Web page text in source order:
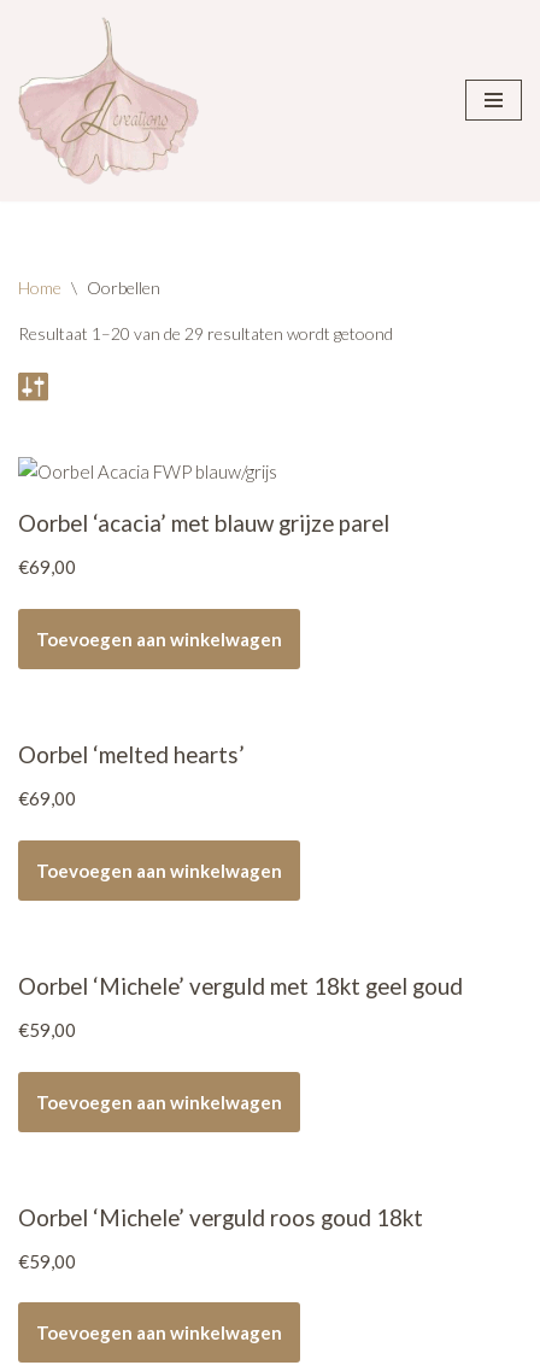
naar
de
inhoud
Home \ Oorbellen
Resultaat 1–20 van de 29 resultaten wordt getoond
Oorbel ‘acacia’ met blauw grijze parel
€69,00
Toevoegen aan winkelwagen
Oorbel ‘melted hearts’
€69,00
Toevoegen aan winkelwagen
Oorbel ‘Michele’ verguld met 18kt geel goud
€59,00
Toevoegen aan winkelwagen
Oorbel ‘Michele’ verguld roos goud 18kt
€59,00
Toevoegen aan winkelwagen